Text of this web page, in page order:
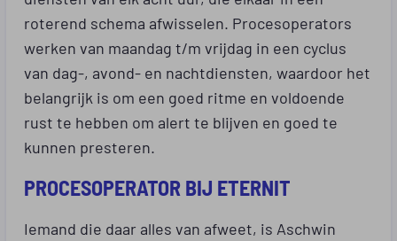
roterend schema afwisselen. Procesoperators
werken van maandag t/m vrijdag in een cyclus
van dag-, avond- en nachtdiensten, waardoor het
belangrijk is om een goed ritme en voldoende
rust te hebben om alert te blijven en goed te
kunnen presteren.
PROCESOPERATOR BIJ ETERNIT
Iemand die daar alles van afweet, is Aschwin